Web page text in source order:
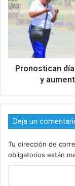
Pronostican
y
Deja un
Tu dirección de
obligatorios están